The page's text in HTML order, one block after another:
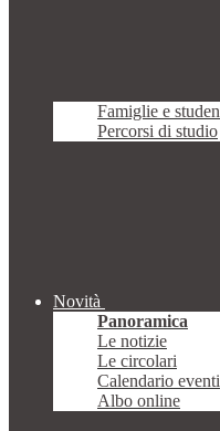
Famiglie e
Percorsi di studio
Novità
Panoramica
Le notizie
Le circolari
Calendario eventi
Albo online